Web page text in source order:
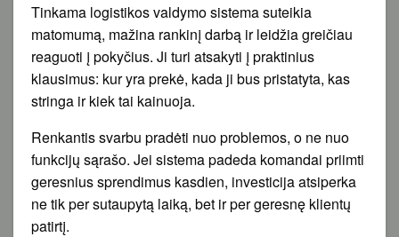
Tinkama logistikos valdymo sistema suteikia
matomumą, mažina rankinį darbą ir leidžia greičiau
reaguoti į pokyčius. Ji turi atsakyti į praktinius
klausimus: kur yra prekė, kada ji bus pristatyta, kas
stringa ir kiek tai kainuoja.
Renkantis svarbu pradėti nuo problemos, o ne nuo
funkcijų sąrašo. Jei sistema padeda komandai priimti
geresnius sprendimus kasdien, investicija atsiperka
ne tik per sutaupytą laiką, bet ir per geresnę klientų
patirtį.